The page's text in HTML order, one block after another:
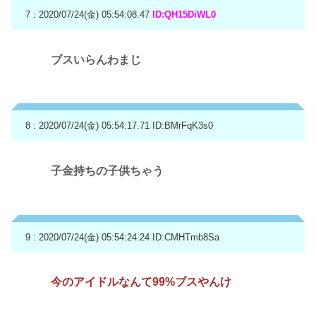
7 : 2020/07/24(金) 05:54:08.47 ID:QH15DiWL0
ブスいらんわまじ
8 : 2020/07/24(金) 05:54:17.71 ID:BMrFqK3s0
子金持ちの子供ちゃう
9 : 2020/07/24(金) 05:54:24.24 ID:CMHTmb8Sa
今のアイドルなんて99%ブスやんけ